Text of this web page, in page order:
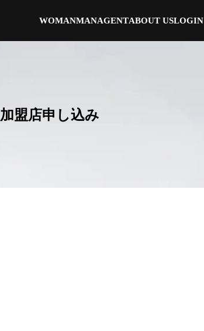
WOMANMANAGENTABOUT USLOGIN
加盟店申し込み